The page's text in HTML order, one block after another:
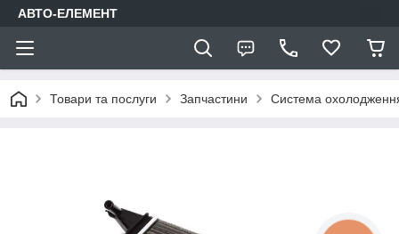
АВТО-ЕЛЕМЕНТ
Товари та послуги Запчастини Система